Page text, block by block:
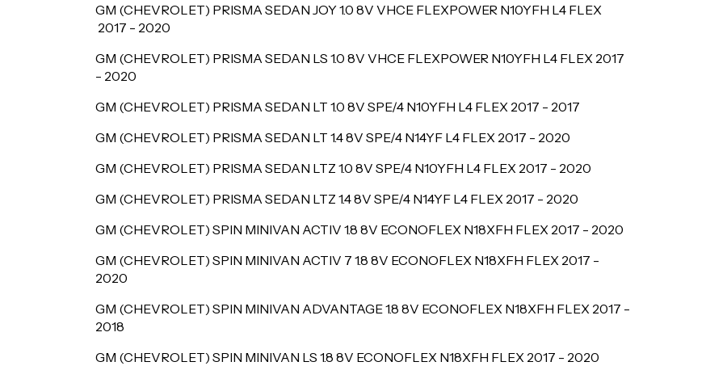
GM (CHEVROLET) PRISMA SEDAN JOY 1.0 8V VHCE FLEXPOWER N10YFH L4 FLEX
2017 - 2020
GM (CHEVROLET) PRISMA SEDAN LS 1.0 8V VHCE FLEXPOWER N10YFH L4 FLEX 2017
- 2020
GM (CHEVROLET) PRISMA SEDAN LT 1.0 8V SPE/4 N10YFH L4 FLEX 2017 - 2017
GM (CHEVROLET) PRISMA SEDAN LT 1.4 8V SPE/4 N14YF L4 FLEX 2017 - 2020
GM (CHEVROLET) PRISMA SEDAN LTZ 1.0 8V SPE/4 N10YFH L4 FLEX 2017 - 2020
GM (CHEVROLET) PRISMA SEDAN LTZ 1.4 8V SPE/4 N14YF L4 FLEX 2017 - 2020
GM (CHEVROLET) SPIN MINIVAN ACTIV 1.8 8V ECONOFLEX N18XFH FLEX 2017 - 2020
GM (CHEVROLET) SPIN MINIVAN ACTIV 7 1.8 8V ECONOFLEX N18XFH FLEX 2017 -
2020
GM (CHEVROLET) SPIN MINIVAN ADVANTAGE 1.8 8V ECONOFLEX N18XFH FLEX 2017 -
2018
GM (CHEVROLET) SPIN MINIVAN LS 1.8 8V ECONOFLEX N18XFH FLEX 2017 - 2020